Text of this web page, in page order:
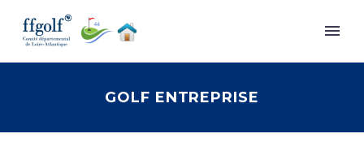
GOLF ENTREPRISE